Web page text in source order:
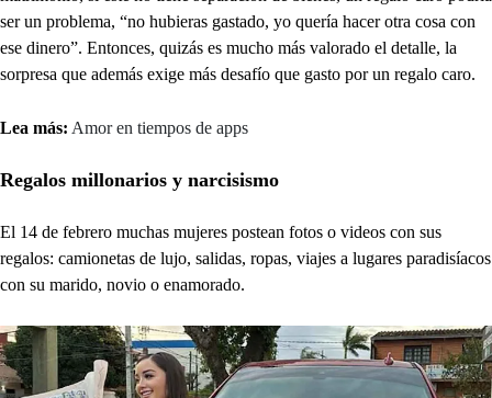
ser un problema, “no hubieras gastado, yo quería hacer otra cosa con
ese dinero”. Entonces, quizás es mucho más valorado el detalle, la
sorpresa que además exige más desafío que gasto por un regalo caro.
Lea más: Amor en tiempos de apps
Regalos millonarios y narcisismo
El 14 de febrero muchas mujeres postean fotos o videos con sus
regalos: camionetas de lujo, salidas, ropas, viajes a lugares paradisíacos
con su marido, novio o enamorado.